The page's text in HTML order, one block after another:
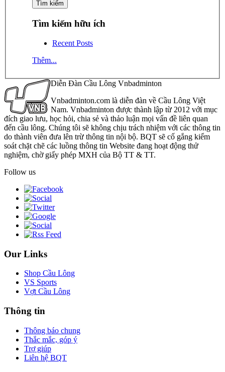
Tìm kiếm hữu ích
Recent Posts
Thêm...
Diễn Đàn Cầu Lông Vnbadminton
Vnbadminton.com là diễn đàn về Cầu Lông Việt
Nam. Vnbadminton được thành lập từ 2012 với mục
đích giao lưu, học hỏi, chia sẻ và thảo luận mọi vấn đề liên quan
đến cầu lông. Chúng tôi sẽ không chịu trách nhiệm với các thông tin
do thành viên đưa lên trừ thông tin nội bộ. BQT sẽ cố gắng kiểm
soát chặt chẽ các luồng thông tin Website đang hoạt động thử
nghiệm, chờ giấy phép MXH của Bộ TT & TT.
Follow us
Our Links
Shop Cầu Lông
VS Sports
Vợt Cầu Lông
Thông tin
Thông báo chung
Thắc mắc, góp ý
Trợ giúp
Liên hệ BQT